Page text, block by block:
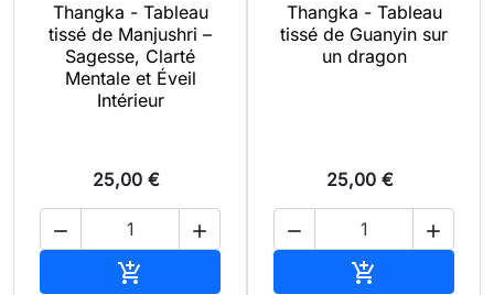
Thangka - Tableau
tissé de Manjushri –
Sagesse, Clarté
Mentale et Éveil
Intérieur
25,00 €
 

Thangka - Tableau
tissé de Guanyin sur
un dragon
25,00 €
 
